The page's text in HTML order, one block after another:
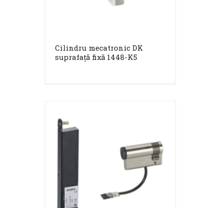
Cilindru mecatronic DK
suprafață fixă 1448-K5